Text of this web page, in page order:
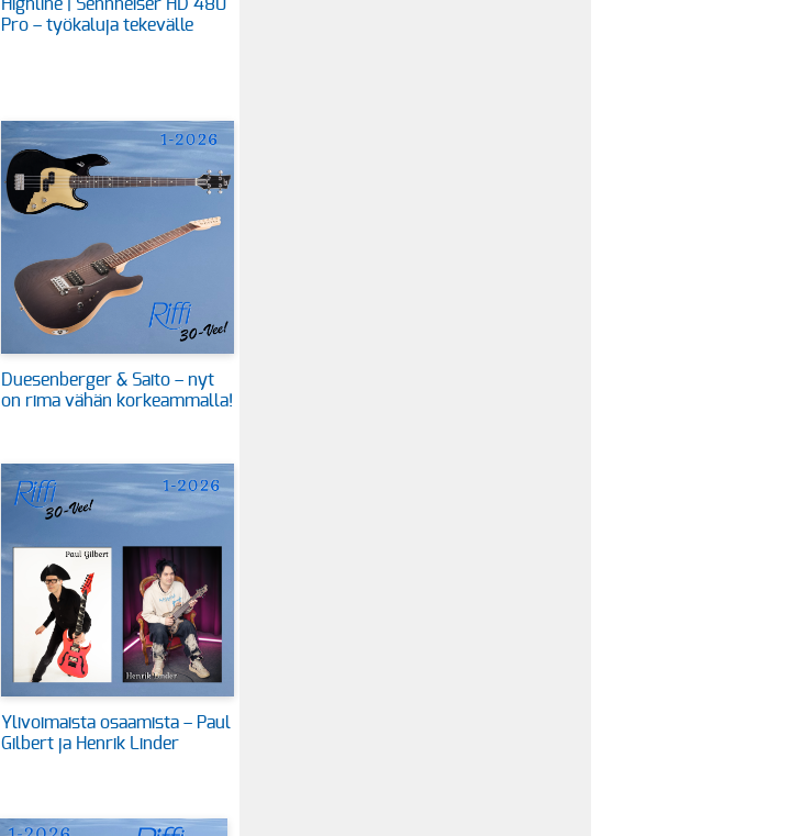
Highline | Sennheiser HD 480
Pro – työkaluja tekevälle
Duesenberger & Saito – nyt
on rima vähän korkeammalla!
Ylivoimaista osaamista – Paul
Gilbert ja Henrik Linder